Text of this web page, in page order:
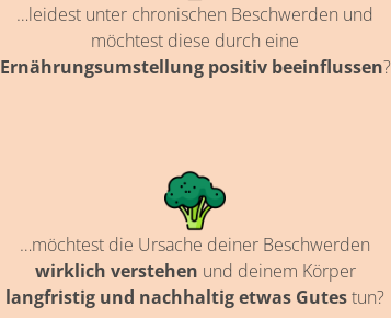
…leidest unter chronischen Beschwerden und
möchtest diese durch eine
Ernährungsumstellung positiv beeinflussen?
…möchtest die Ursache deiner Beschwerden
wirklich verstehen und deinem Körper
langfristig und nachhaltig etwas Gutestun?